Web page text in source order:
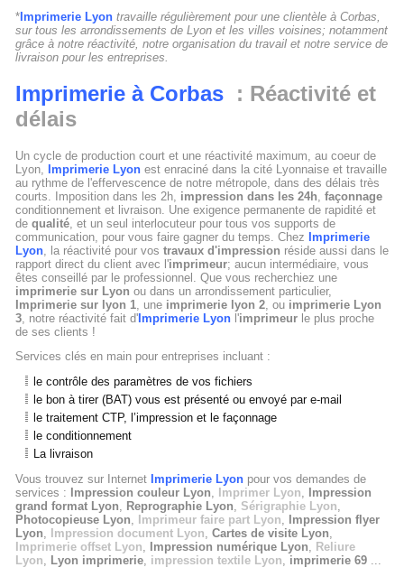
* Imprimerie Lyon travaille régulièrement pour une clientèle à Corbas,
sur tous les arrondissements de Lyon et les villes voisines; notamment
grâce à notre réactivité, notre organisation du travail et notre service de
livraison pour les entreprises.
Imprimerie à Corbas : Réactivité et
délais
Un cycle de production court et une réactivité maximum, au coeur de
Lyon, Imprimerie Lyon est enraciné dans la cité Lyonnaise et travaille
au rythme de l'effervescence de notre métropole, dans des délais très
courts. Imposition dans les 2h, impression dans les 24h,façonnage
conditionnement et livraison. Une exigence permanente de rapidité et
dequalité, et un seul interlocuteur pour tous vos supports de
communication, pour vous faire gagner du temps. Chez Imprimerie
Lyon, la réactivité pour vostravaux d'impression réside aussi dans le
rapport direct du client avec l'imprimeur; aucun intermédiaire, vous
êtes conseillé par le professionnel. Que vous recherchiez une
imprimerie sur Lyon ou dans un arrondissement particulier,
Imprimerie sur lyon 1, une imprimerie lyon 2, ou imprimerie Lyon
3, notre réactivité fait d' Imprimerie Lyon l'imprimeur le plus proche
de ses clients !
Services clés en main pour entreprises incluant :
le contrôle des paramètres de vos fichiers
le bon à tirer (BAT) vous est présenté ou envoyé par e-mail
le traitement CTP, l’impression et le façonnage
le conditionnement
La livraison
Vous trouvez sur Internet Imprimerie Lyon pour vos demandes de
services :
Impression couleur Lyon, Imprimer Lyon,
Impression
grand format Lyon, Reprographie Lyon, Sérigraphie Lyon,
Photocopieuse Lyon, Imprimeur faire part Lyon,
Impression flyer
Lyon, Impression document Lyon,Cartes de visite Lyon,
Imprimerie offset Lyon, Impression numérique Lyon, Reliure
Lyon, Lyon imprimerie, impression textile Lyon, imprimerie 69 ...